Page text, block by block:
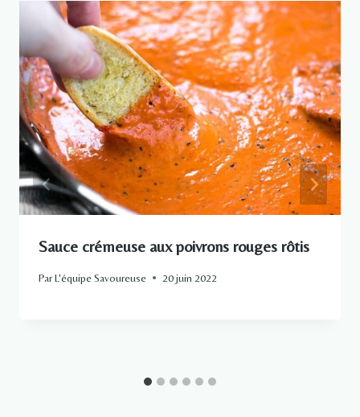
Sauce crémeuse aux poivrons rouges rôtis
ParL'équipe Savoureuse 20 juin 2022